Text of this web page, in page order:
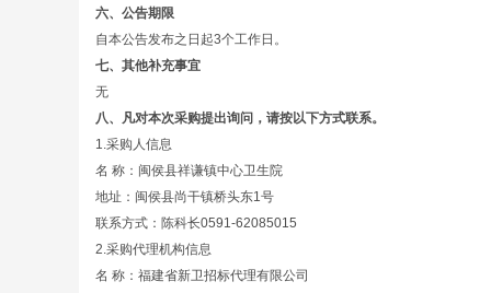
六、公告期限
自本公告发布之日起3个工作日。
七、其他补充事宜
无
八、凡对本次采购提出询问，请按以下方式联系。
1.采购人信息
名 称：闽侯县祥谦镇中心卫生院
地址：闽侯县尚干镇桥头东1号
联系方式：陈科长0591-62085015
2.采购代理机构信息
名 称：福建省新卫招标代理有限公司